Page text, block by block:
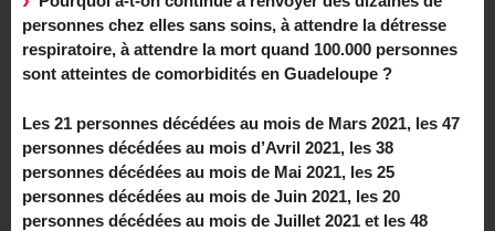
personnes chez elles sans soins, à attendre la détresse
respiratoire, à attendre la mort quand 100.000 personnes
sont atteintes de comorbidités en Guadeloupe ?
Les 21 personnes décédées au mois de Mars 2021, les 47
personnes décédées au mois d’Avril 2021, les 38
personnes décédées au mois de Mai 2021, les 25
personnes décédées au mois de Juin 2021, les 20
personnes décédées au mois de Juillet 2021 et les 48